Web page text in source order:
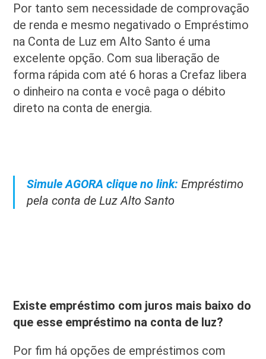
Por tanto sem necessidade de comprovação
de renda e mesmo negativado o Empréstimo
na Conta de Luz em Alto Santo é uma
excelente opção. Com sua liberação de
forma rápida com até 6 horas a Crefaz libera
o dinheiro na conta e você paga o débito
direto na conta de energia.
Simule AGORA clique no link: Empréstimo
pela conta de Luz Alto Santo
Existe empréstimo com juros mais baixo do
que esse empréstimo na conta de luz?
Por fim há opções de empréstimos com